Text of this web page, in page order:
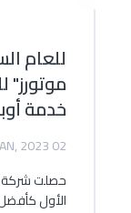
للعام
موتورز"
خدمة
02 JAN, 2023
حصلت شركة
الأول